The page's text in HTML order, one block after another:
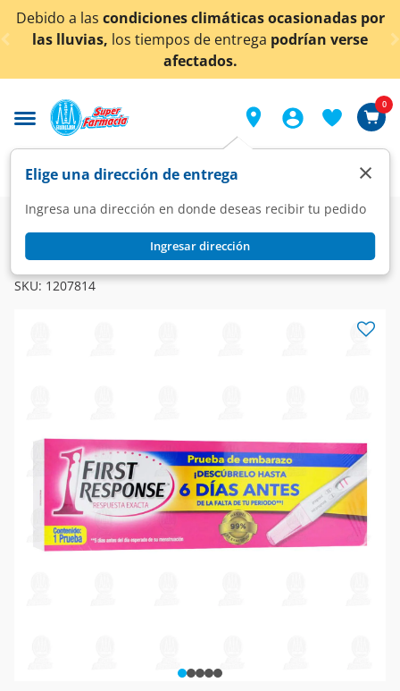
< div class="carousel-inner">
climáticas ocasionadas por
de entregapodrían verse
¡Ahora también en
Elige una dirección de entrega
Ingresa una dirección en donde deseas recibir tu pedido
Ingresar dirección
×
0
Farmacia Salud Sexual Pruebas de Embarazo
First Response Prueba de Embarazo, 1 pz.
SKU: 1207814